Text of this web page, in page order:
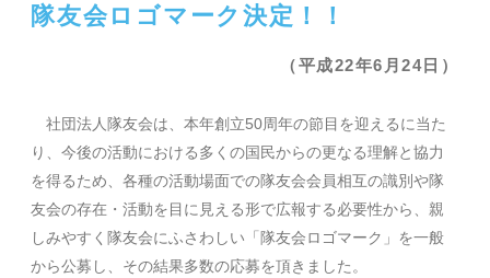
隊友会ロゴマーク決定！！
（平成22年6月24日）
社団法人隊友会は、本年創立50周年の節目を迎えるに当た
り、今後の活動における多くの国民からの更なる理解と協力
を得るため、各種の活動場面での隊友会会員相互の識別や隊
友会の存在・活動を目に見える形で広報する必要性から、親
しみやすく隊友会にふさわしい「隊友会ロゴマーク」を一般
から公募し、その結果多数の応募を頂きました。